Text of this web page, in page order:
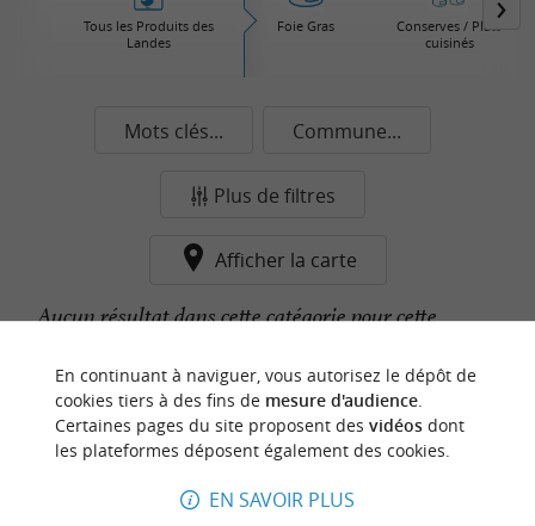
Tous les Produits des
Landes
Foie Gras
Conserves / Plats
cuisinés
Mots clés... Commune...
Plus de filtres
Afficher la carte
Aucun résultat dans cette catégorie pour cette
n
o
t
r
e
c
o
u
p
d
e
c
o
e
u
r
En continuant à naviguer, vous autorisez le dépôt de
cookies tiers à des fins de mesure d'audience.
Certaines pages du site proposent des vidéosdont
les plateformes déposent également des cookies.
EN SAVOIR PLUS